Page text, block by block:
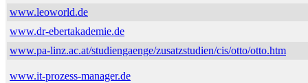
www.leoworld.de
www.dr-ebertakademie.de
www.pa-linz.ac.at/studiengaenge/zusatzstudien/cis/otto/otto.htm
www.it-prozess-manager.de